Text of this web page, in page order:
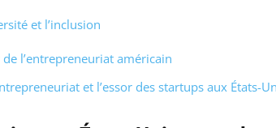
et l’inclusion
de l’entrepreneuriat américain
et l’essor des startups aux États-